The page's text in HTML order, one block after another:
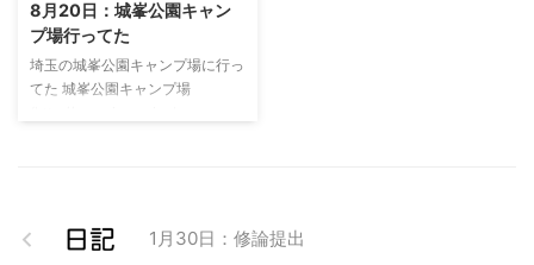
http://amzn.asia/0MkHbv0
8月20日：城峯公園キャン
プ場行ってた
埼玉の城峯公園キャンプ場に行っ
てた 城峯公園キャンプ場
スモークチップスを使ってた。
てきとうなお店で調達した燻製調
1月30日：修論提出